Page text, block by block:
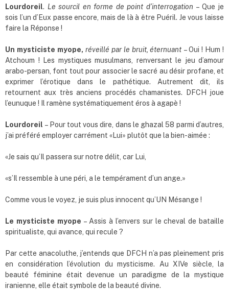
Lourdoreil. Le sourcil en forme de point d’interrogation – Que je
sois l’un d’Eux passe encore, mais de là à être Puéril. Je vous laisse
faire la Réponse !
Un mysticiste myope, réveillé par le bruit, éternuant – Oui ! Hum !
Atchoum ! Les mystiques musulmans, renversant le jeu d’amour
arabo-persan, font tout pour associer le sacré au désir profane, et
exprimer l’érotique dans le pathétique. Autrement dit, ils
retournent aux très anciens procédés chamanistes. DFCH joue
l’eunuque ! Il ramène systématiquement éros à agapè !
Lourdoreil – Pour tout vous dire, dans le ghazal 58 parmi d’autres,
j’ai préféré employer carrément «Lui» plutôt que la bien-aimée :
«Je sais qu’Il passera sur notre délit, car Lui,
«s’Il ressemble à une péri, a le tempérament d’un ange.»
Comme vous le voyez, je suis plus innocent qu’UN Mésange !
Le mysticiste myope – Assis à l’envers sur le cheval de bataille
spiritualiste, qui avance, qui recule ?
Par cette anacoluthe, j’entends que DFCH n’a pas pleinement pris
en considération l’évolution du mysticisme. Au XIVe siècle, la
beauté féminine était devenue un paradigme de la mystique
iranienne, elle était symbole de la beauté divine.